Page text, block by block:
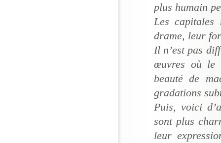
plus humain
Les capitales
drame, leur
Il n’est pas
œuvres où le
beauté de
gradations
Puis, voici
sont plus
leur